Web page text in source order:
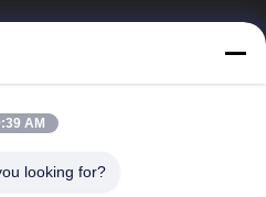
Bedrijfprofiel
AM
looking for?